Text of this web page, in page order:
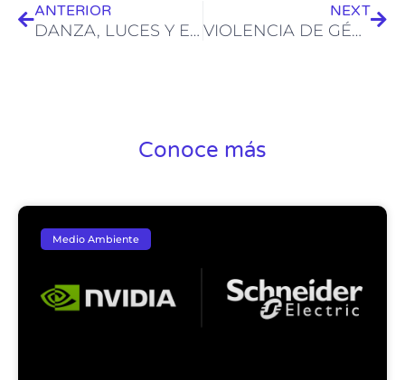
ANTERIOR
DANZA, LUCES Y ESTILO
NEXT
VIOLENCIA DE GÉNERO
Conoce más
Medio Ambiente